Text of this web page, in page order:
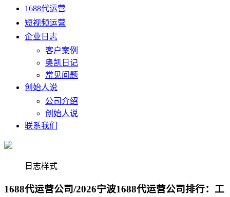
1688代运营
短视频运营
企业日志
客户案例
奥凯日记
常见问题
创始人说
公司介绍
创始人说
联系我们
日志样式
1688代运营公司/2026宁波1688代运营公司排行：工